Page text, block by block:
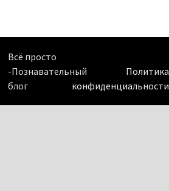
Всё просто
-Познавательный
блог
Политика
конфиденциальности